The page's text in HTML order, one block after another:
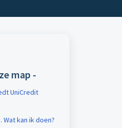
map -
UniCredit
Wat kan ik doen?